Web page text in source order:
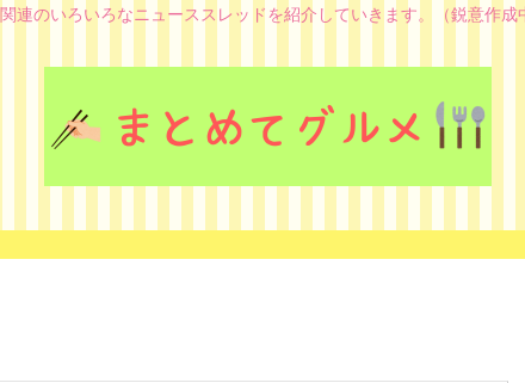
連のいろいろなニューススレッドを紹介していきます。（鋭意作成